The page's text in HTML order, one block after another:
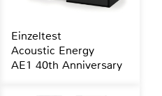
Einzeltest
Acoustic Energy
AE1 40th Anniversary